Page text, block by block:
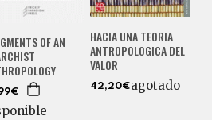
OF AN
HACIA UNA TEORIA
ANTROPOLOGICA DEL
VALOR
42,20€agotado